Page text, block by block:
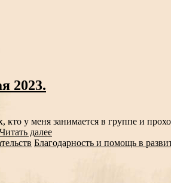
2023.
кто у меня занимается в группе и
Читать далее
Благодарность и помощь в